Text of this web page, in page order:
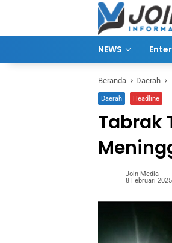
NEWS
Beranda Daerah
Daerah Headline
Tabrak
Join Media
8 Februari 2025